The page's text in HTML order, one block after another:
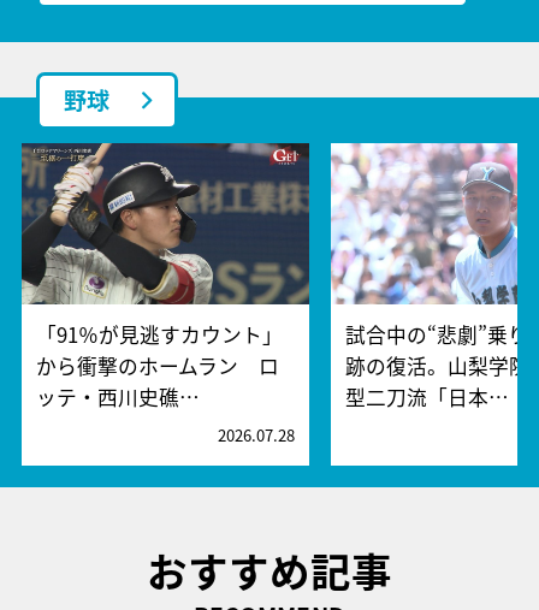
野球
「91％が見逃すカウント」
から衝撃のホームラン ロ
ッテ・西川史礁…
2026.07.28
試合中の“悲劇”乗り
跡の復活。山梨学院
型二刀流「日本…
おすすめ記事